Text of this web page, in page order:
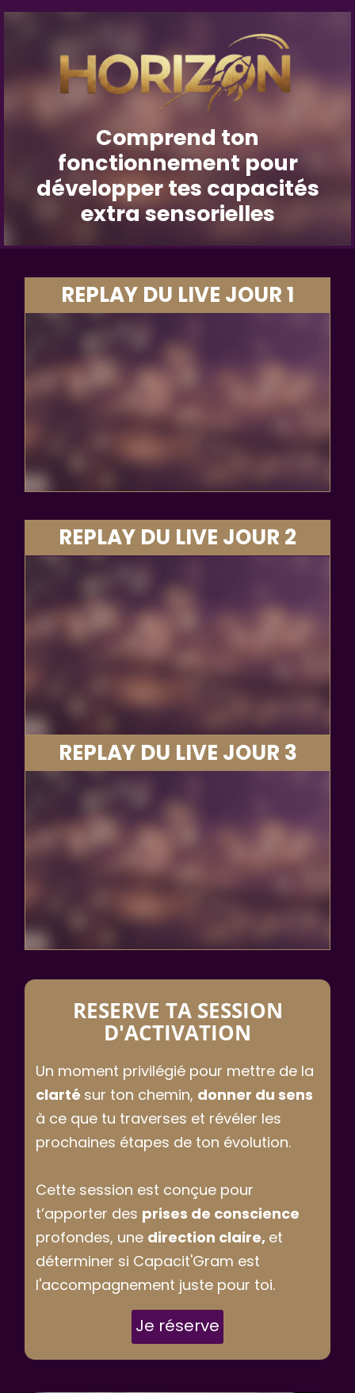
Comprend ton
fonctionnement pour
développer tes capacités
extra sensorielles
REPLAY DU LIVE JOUR 1
REPLAY DU LIVE JOUR 2
REPLAY DU LIVE JOUR 3
RESERVE TA SESSION
D'ACTIVATION
Un moment privilégié pour mettre de la
clarté sur ton chemin, donner du sens
à ce que tu traverses et révéler les
prochaines étapes de ton évolution.
Cette session est conçue pour
t’apporter des prises de conscience
profondes, une direction claire, et
déterminer si Capacit'Gram est
l'accompagnement juste pour toi.
Je réserve